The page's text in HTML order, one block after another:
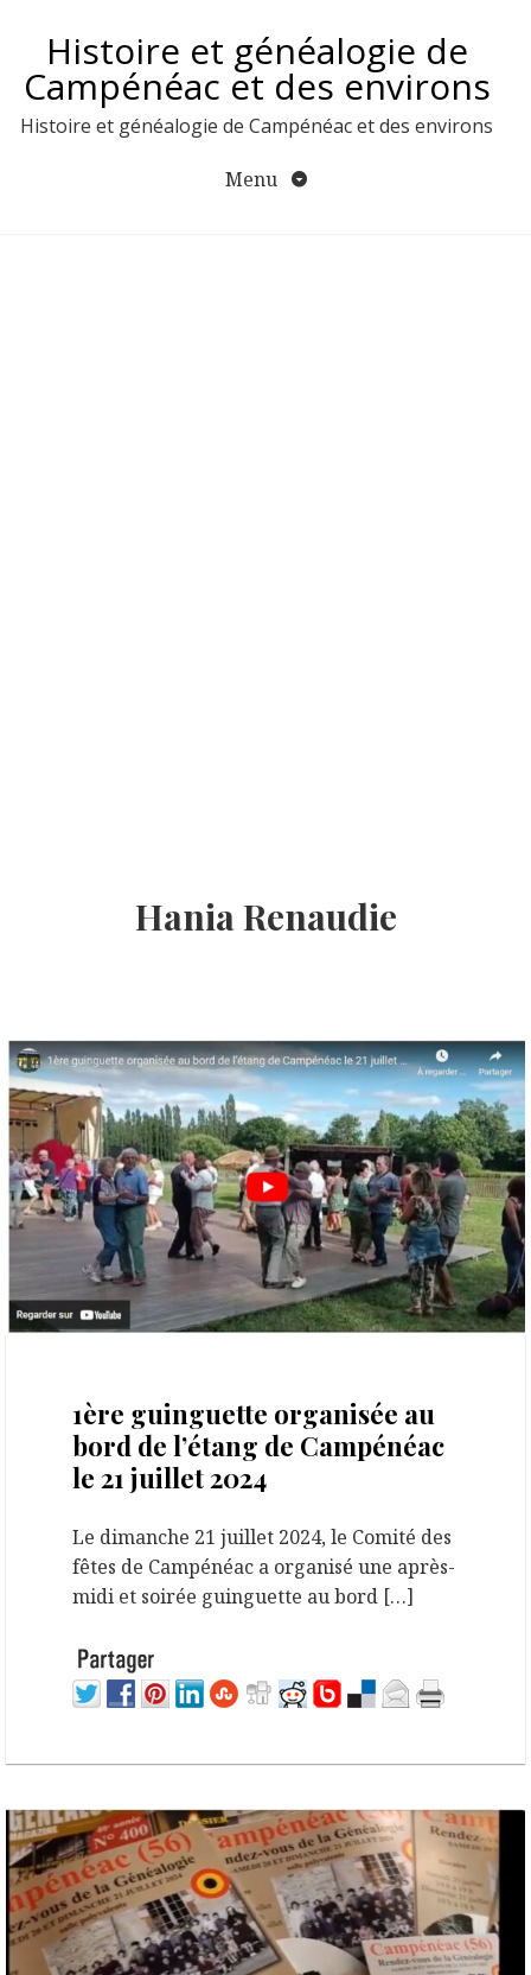
contenuHistoire et généalogie de
Campénéac et des environs
Histoire et généalogie de Campénéac et des environs
Menu
Hania Renaudie
1ère guinguette organisée au
bord de l’étang de Campénéac
le 21 juillet 2024
Le dimanche 21 juillet 2024, le Comité des
fêtes de Campénéac a organisé une après-
midi et soirée guinguette au bord […]